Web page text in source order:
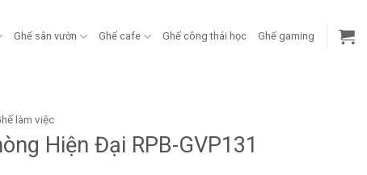
Ghế sân vườn Ghế cafe Ghế công thái học Ghế gaming
làm việc
Hiện Đại RPB-GVP131